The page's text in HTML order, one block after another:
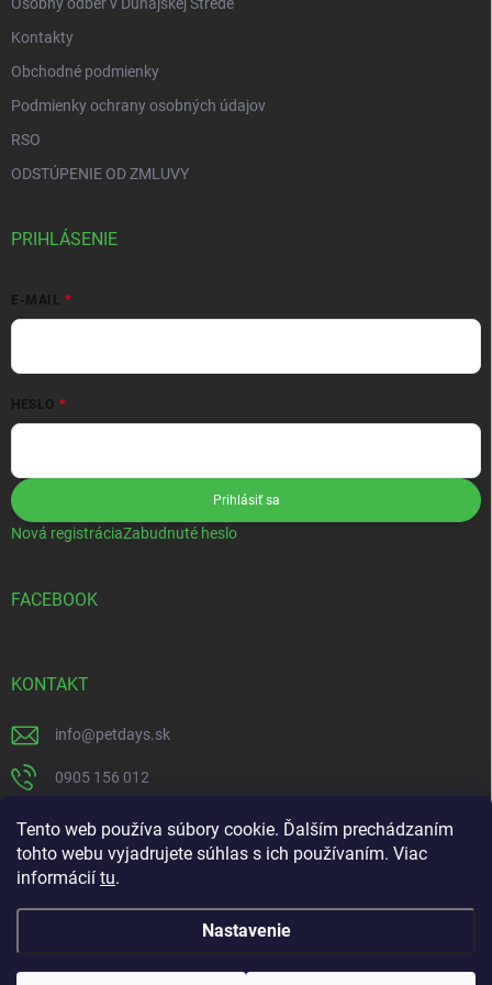
Tento web používa súbory cookie. Ďalším prechádzaním
tohto webu vyjadrujete súhlas s ich používaním. Viac
informácií tu.
Nastavenie
Osobný odber v Dunajskej Strede
Kontakty
Obchodné podmienky
Podmienky ochrany osobných údajov
RSO
ODSTÚPENIE OD ZMLUVY
PRIHLÁSENIE
E-MAIL
HESLO
Prihlásiť sa
Nová registráciaZabudnuté heslo
FACEBOOK
KONTAKT
info@petdays.sk
0905 156 012
PetDays